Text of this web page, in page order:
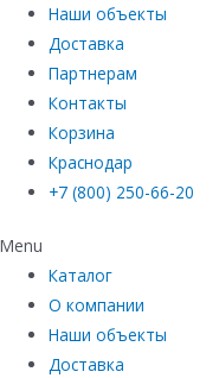
Наши объекты
Доставка
Партнерам
Контакты
Корзина
Краснодар
+7 (800) 250-66-20
Menu
Каталог
О компании
Наши объекты
Доставка